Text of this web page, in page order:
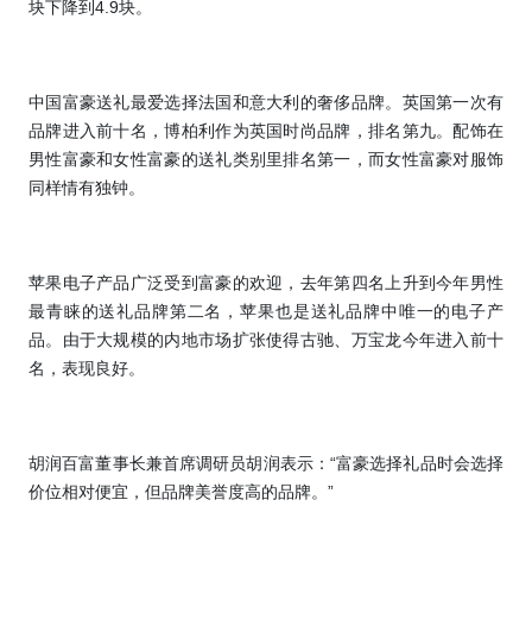
块下降到4.9块。
中国富豪送礼最爱选择法国和意大利的奢侈品牌。英国第一次有
品牌进入前十名，博柏利作为英国时尚品牌，排名第九。配饰在
男性富豪和女性富豪的送礼类别里排名第一，而女性富豪对服饰
同样情有独钟。
苹果电子产品广泛受到富豪的欢迎，去年第四名上升到今年男性
最青睐的送礼品牌第二名，苹果也是送礼品牌中唯一的电子产
品。由于大规模的内地市场扩张使得古驰、万宝龙今年进入前十
名，表现良好。
胡润百富董事长兼首席调研员胡润表示：“富豪选择礼品时会选择
价位相对便宜，但品牌美誉度高的品牌。”